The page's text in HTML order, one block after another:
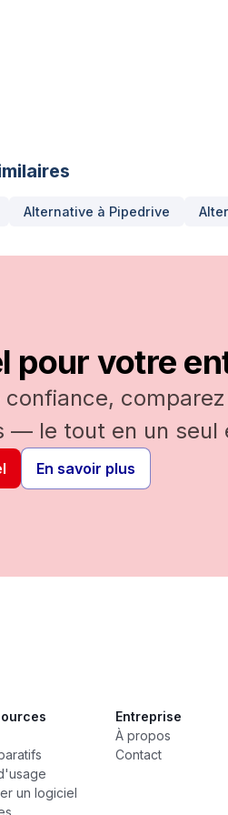
Alternative à Pipedrive
pour votre
— le tout en un seul
En savoir plus
un logiciel
Entreprise
À propos
Contact